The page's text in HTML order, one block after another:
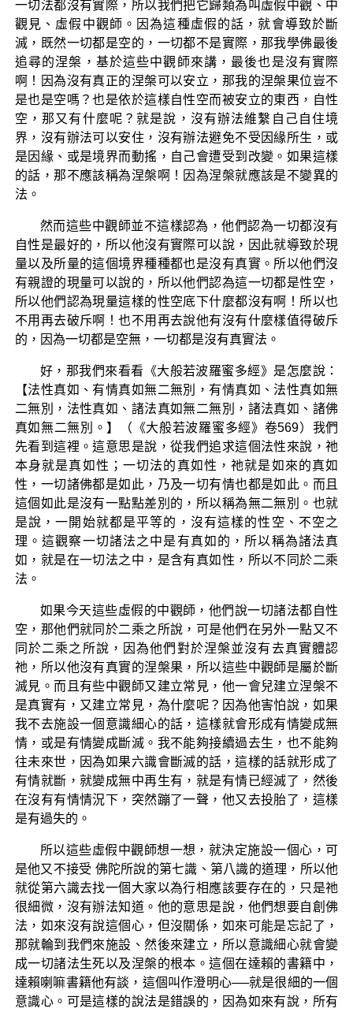
一切法都沒有實際，所以我們把它歸類為叫虛假中觀、中
觀見、虛假中觀師。因為這種虛假的話，就會導致於斷
滅，既然一切都是空的，一切都不是實際，那我學佛最後
追尋的涅槃，基於這些中觀師來講，最後也是沒有實際
啊！因為沒有真正的涅槃可以安立，那我的涅槃果位豈不
是也是空嗎？也是依於這樣自性空而被安立的東西，自性
空，那又有什麼呢？就是說，沒有辦法維繫自己自住境
界，沒有辦法可以安住，沒有辦法避免不受因緣所生，或
是因緣、或是境界而動搖，自己會遭受到改變。如果這樣
的話，那不應該稱為涅槃啊！因為涅槃就應該是不變異的
法。
然而這些中觀師並不這樣認為，他們認為一切都沒有
自性是最好的，所以他沒有實際可以說，因此就導致於現
量以及所量的這個境界種種都也是沒有真實。所以他們沒
有親證的現量可以說的，所以他們認為這一切都是性空，
所以他們認為現量這樣的性空底下什麼都沒有啊！所以也
不用再去破斥啊！也不用再去說他有沒有什麼樣值得破斥
的，因為一切都是空無，一切都是沒有真實法。
好，那我們來看看《大般若波羅蜜多經》是怎麼說：
【法性真如、有情真如無二無別，有情真如、法性真如無
二無別，法性真如、諸法真如無二無別，諸法真如、諸佛
真如無二無別。】（《大般若波羅蜜多經》卷569）我們
先看到這裡。這意思是說，從我們追求這個法性來說，祂
本身就是真如性；一切法的真如性，祂就是如來的真如
性，一切諸佛都是如此，乃及一切有情也都是如此。而且
這個如此是沒有一點點差別的，所以稱為無二無別。也就
是說，一開始就都是平等的，沒有這樣的性空、不空之
理。這觀察一切諸法之中是有真如的，所以稱為諸法真
如，就是在一切法之中，是含有真如性，所以不同於二乘
法。
如果今天這些虛假的中觀師，他們說一切諸法都自性
空，那他們就同於二乘之所說，可是他們在另外一點又不
同於二乘之所說，因為他們對於涅槃並沒有去真實體認
祂，所以他沒有真實的涅槃果，所以這些中觀師是屬於斷
滅見。而且有些中觀師又建立常見，他一會兒建立涅槃不
是真實有，又建立常見，為什麼呢？因為他害怕說，如果
我不去施設一個意識細心的話，這樣就會形成有情變成無
情，或是有情變成斷滅。我不能夠接續過去生，也不能夠
往未來世，因為如果六識會斷滅的話，這樣的話就形成了
有情就斷，就變成無中再生有，就是有情已經滅了，然後
在沒有有情情況下，突然蹦了一聲，他又去投胎了，這樣
是有過失的。
所以這些虛假中觀師想一想，就決定施設一個心，可
是他又不接受 佛陀所說的第七識、第八識的道理，所以他
就從第六識去找一個大家以為行相應該要存在的，只是祂
很細微，沒有辦法知道。他的意思是說，他們想要自創佛
法，如來沒有說這個心，但沒關係，如來可能是忘記了，
那就輪到我們來施設、然後來建立，所以意識細心就會變
成一切諸法生死以及涅槃的根本。這個在達賴的書籍中，
達賴喇嘛書籍他有談，這個叫作澄明心──就是很細的一個
意識心。可是這樣的說法是錯誤的，因為如來有說，所有